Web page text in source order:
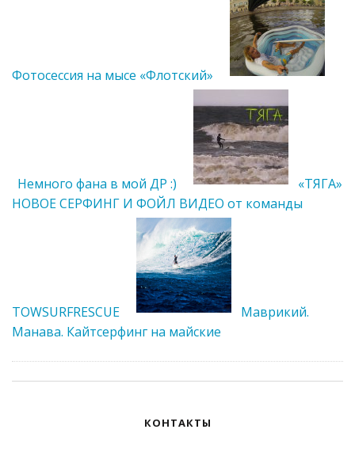
Фотосессия на мысе «Флотский»
Немного фана в мой ДР :)
«ТЯГА»
НОВОЕ СЕРФИНГ И ФОЙЛ ВИДЕО от команды
TOWSURFRESCUE
Маврикий.
Манава. Кайтсерфинг на майские
КОНТАКТЫ